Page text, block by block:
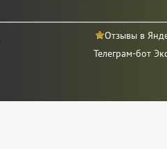
Отзывы в
Телеграм-бот